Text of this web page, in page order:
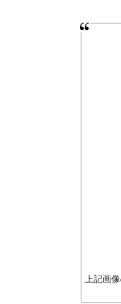
上記画